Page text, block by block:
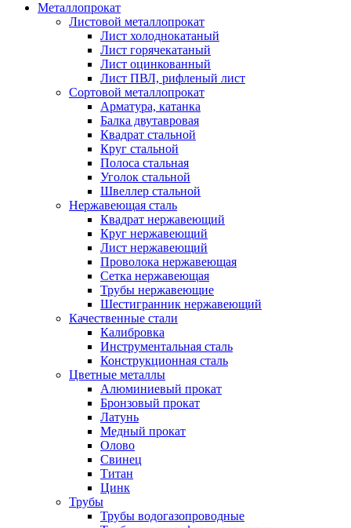
Металлопрокат
Листовой металлопрокат
Лист холоднокатаный
Лист горячекатаный
Лист оцинкованный
Лист ПВЛ, рифленый лист
Сортовой металлопрокат
Арматура, катанка
Балка двутавровая
Квадрат стальной
Круг стальной
Полоса стальная
Уголок стальной
Швеллер стальной
Нержавеющая сталь
Квадрат нержавеющий
Круг нержавеющий
Лист нержавеющий
Проволока нержавеющая
Сетка нержавеющая
Трубы нержавеющие
Шестигранник нержавеющий
Качественные стали
Калибровка
Инструментальная сталь
Конструкционная сталь
Цветные металлы
Алюминиевый прокат
Бронзовый прокат
Латунь
Медный прокат
Олово
Свинец
Титан
Цинк
Трубы
Трубы водогазопроводные